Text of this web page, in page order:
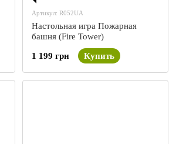
Артикул: R052UA
Настольная игра Пожарная
башня (Fire Tower)
1 199 грн Купить